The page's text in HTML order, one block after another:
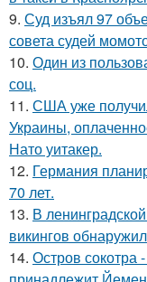
9. Суд изъял 97
совета судей
10. Один из
соц.
11. США уже
Украины,
Нато уитакер.
12. Германия
70 лет.
13. В
викингов
14. Остров сокотра